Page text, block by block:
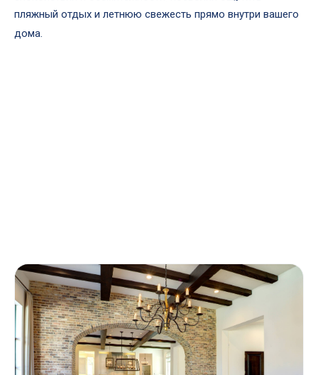
пляжный отдых и летнюю свежесть прямо внутри вашего
дома.